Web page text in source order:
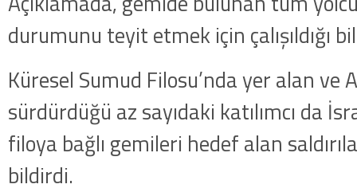
durumunu teyit etmek için çalışıldığı
Küresel Sumud Filosu’nda yer alan ve
sürdürdüğü az sayıdaki katılımcı da
filoya bağlı gemileri hedef alan
bildirdi.